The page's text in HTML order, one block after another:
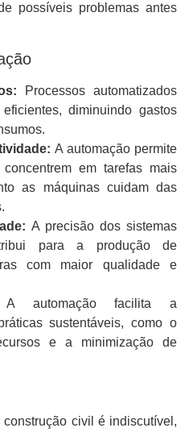
possíveis problemas antes
Processos automatizados
diminuindo gastos
A automação permite
em tarefas mais
as máquinas cuidam das
A precisão dos sistemas
para a produção de
com maior qualidade e
automação facilita a
sustentáveis, como o
e a minimização de
civil é indiscutível,